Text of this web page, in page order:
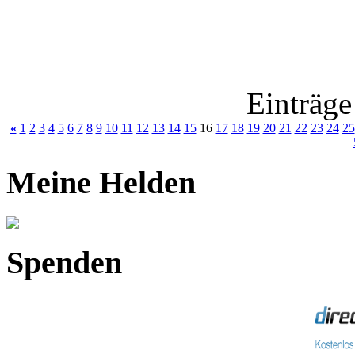
« 1 2 3 4 5 6 7 8 9 10 11 12 13 14 1516 17 18 19 20 21 22 23 24 25
Meine Helden
Spenden